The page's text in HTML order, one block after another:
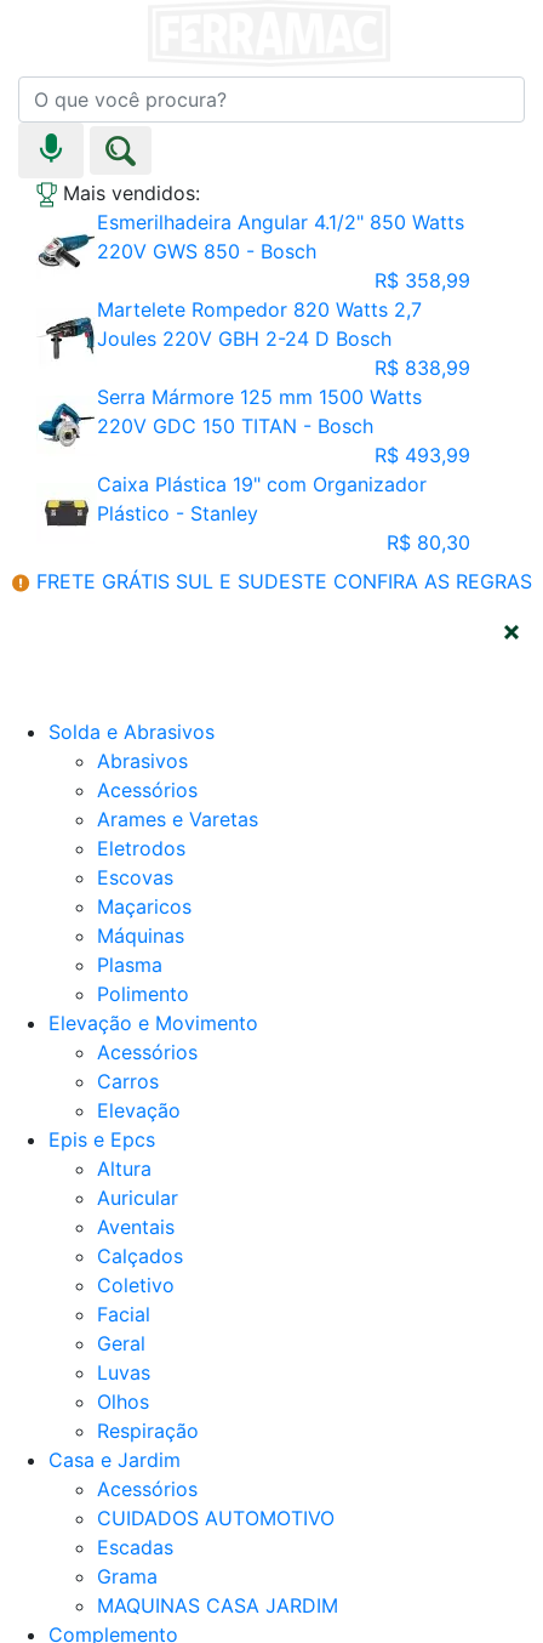
Mais vendidos:
Esmerilhadeira Angular 4.1/2" 850 Watts
220V GWS 850 - Bosch
R$ 358,99
Martelete Rompedor 820 Watts 2,7
Joules 220V GBH 2-24 D Bosch
R$ 838,99
Serra Mármore 125 mm 1500 Watts
220V GDC 150 TITAN - Bosch
R$ 493,99
Caixa Plástica 19" com Organizador
Plástico - Stanley
R$ 80,30
FRETE GRÁTIS SUL E SUDESTE CONFIRA AS REGRAS
Solda e Abrasivos
Abrasivos
Acessórios
Arames e Varetas
Eletrodos
Escovas
Maçaricos
Máquinas
Plasma
Polimento
Elevação e Movimento
Acessórios
Carros
Elevação
Epis e Epcs
Altura
Auricular
Aventais
Calçados
Coletivo
Facial
Geral
Luvas
Olhos
Respiração
Casa e Jardim
Acessórios
CUIDADOS AUTOMOTIVO
Escadas
Grama
MAQUINAS CASA JARDIM
Complemento